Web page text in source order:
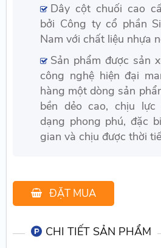
Dây cột chuối cao
bởi Công ty cổ phần
Nam với chất liệu nhựa
Sản phẩm được sản
công nghệ hiện đại
hàng một dòng sản
bền dẻo cao, chịu
dạng phong phú, đặc
gian và chịu được thời
ĐẶT MUA
CHI TIẾT SẢN PHẨM